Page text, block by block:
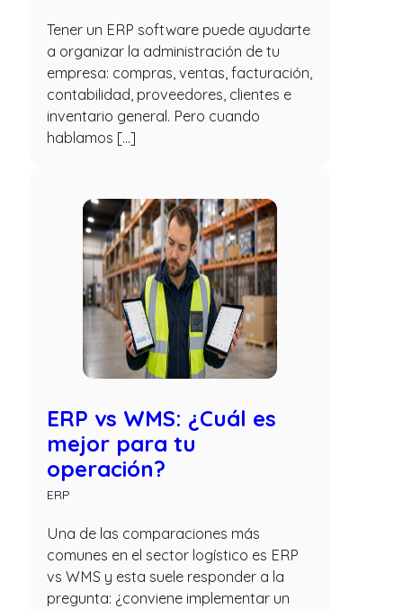
Tener un ERP software puede ayudarte
a organizar la administración de tu
empresa: compras, ventas, facturación,
contabilidad, proveedores, clientes e
inventario general. Pero cuando
hablamos […]
ERP vs WMS: ¿Cuál es
mejor para tu
operación?
ERP
Una de las comparaciones más
comunes en el sector logístico es ERP
vs WMS y esta suele responder a la
pregunta: ¿conviene implementar un